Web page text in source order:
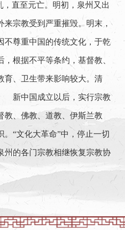
，直至元亡。明初，泉州又出
宗教受到严重摧毁。明末，
不尊重中国的传统文化，于乾
根据不平等条约，基督教、
育、卫生带来影响较大。清
　新中国成立以后，实行宗教
教、佛教、道教、伊斯兰教
“文化大革命”中，停止一切
州的各门宗教相继恢复宗教协